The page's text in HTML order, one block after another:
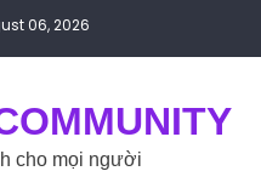
06, 2026
cho mọi người